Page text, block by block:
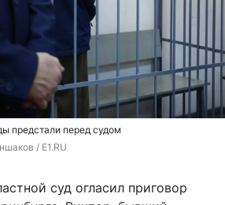
предстали перед судом
/ E1.RU
суд огласил приговор